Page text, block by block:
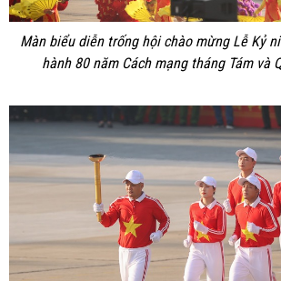
Màn biểu diễn trống hội chào mừng Lễ Kỷ
hành 80 năm Cách mạng tháng Tám và